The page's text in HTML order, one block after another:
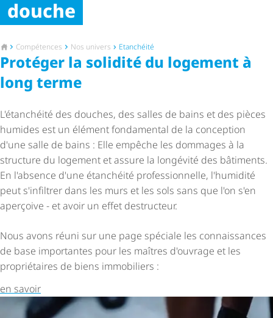
douche
Vers la page d'accueil
Compétences Nos univers Etanchéité
Protéger la solidité du logement à
long terme
L'étanchéité des douches, des salles de bains et des pièces
humides est un élément fondamental de la conception
d'une salle de bains : Elle empêche les dommages à la
structure du logement et assure la longévité des bâtiments.
En l'absence d'une étanchéité profes­sion­nelle, l'humidité
peut s'infiltrer dans les murs et les sols sans que l'on s'en
aperçoive - et avoir un effet destructeur.
Nous avons réuni sur une page spéciale les connaissances
de base importantes pour les maîtres d'ouvrage et les
propriétaires de biens immobiliers :
en savoir